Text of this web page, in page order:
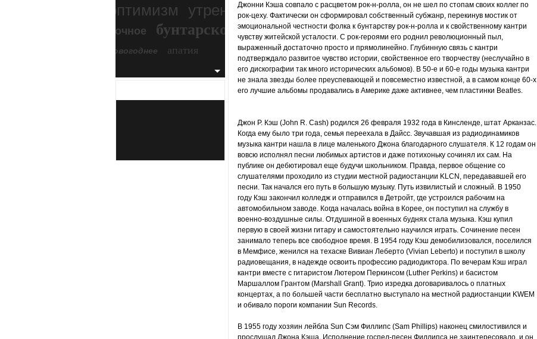
оптимизм утреннее злость
ночное бунтарское
беспокойное
новогоднее
апатия
Джонни Кэша совпало с расцветом рок-н-ролла, он не шел по стопам своих коллег по
рок-цеху. Фактически он сформировал собственный субжанр, перекинув мостик от
эмоциональной честности фолка к бунтарству рок-н-ролла и к свойственному кантри
чувству житейской усталости. С рок-героями его роднил революционный пыл,
выраженный достаточно просто и прямолинейно. Глубинную связь с кантри
подтверждало развитое чувство истории, свойственное его творчеству (неслучайно в
его дискографии так много исторических альбомов). В 50-е и 60-е годы музыка кантри
не знала звезды более преуспевающей и повсеместно известной, а в самом конце 60-х
его лучшие альбомы продавались в Америке даже активнее, чем пластинки Beatles.
Джон Р. Кэш (John R. Cash) родился 26 февраля 1932 года в Кинсленде, штат Арканзас.
Когда ему было три года, семья переехала в Дайсс. Звучавшая из радиодинамиков
музыка кантри нашла в лице маленького Джона благодарного слушателя. К 12 годам он
вовсю исполнял песни любимых артистов и даже потихоньку сочинял их сам. На
публике он дебютировал еще будучи школьником. Правда, первое общение со
слушателями проходило из студии местной радиостанции KLCN, передававшей его
песни. Так начался его путь в большую музыку. Путь извилистый и сложный. В 1950
году Кэш закончил колледж и отправился в Детройт, где устроился рабочим на
автомобильном заводе. Когда началась война в Корее, он поступил на службу в
военно-воздушные силы. Отдушиной в военных буднях стала музыка. Кэш купил
первую в своей жизни гитару и самостоятельно научился играть. Сочинение песен
занимало теперь все свободное время. В 1954 году Кэш демобилизовался, поселился
в Мемфисе, женился на техаске Вивиан Леберто (Vivian Leberto) и поступил в школу
радиовещания, в надежде освоить профессию радиодиктора. По вечерам Кэш играл
кантри вместе с гитаристом Лютером Перкинсом (Luther Perkins) и басистом
Маршаллом Грантом (Marshall Grant). Трио изредка договаривалось о платных
концертах, а по большей части бесплатно выступало на местной радиостанции KWEM
и обивало пороги компании Sun Records.
В 1955 году хозяин лейбла Sun Сэм Филлипс (Sam Phillips) наконец смилостивился и
прослушал Джона Кэша. Исполнение госпел-песен Филлипса не заинтересовало, и он